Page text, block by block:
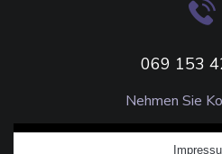
069 153
Nehmen Sie